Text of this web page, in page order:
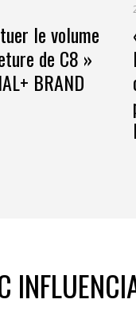
le volume
de C8 »
BRAND